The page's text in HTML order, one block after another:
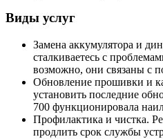
Виды услуг
Замена аккумулятора и
сталкиваетесь с
возможно, они связаны с
Обновление прошивки и
установить последние
700 функционировала
Профилактика и чистка.
продлить срок службы